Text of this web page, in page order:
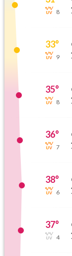
8
33°
9
35°
8
36°
7
38°
6
37°
4